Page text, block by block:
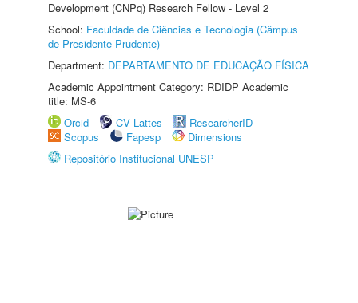
Development (CNPq) Research Fellow - Level 2
School: Faculdade de Ciências e Tecnologia (Câmpus
de Presidente Prudente)
Department: DEPARTAMENTO DE EDUCAÇÃO FÍSICA
Academic Appointment Category: RDIDP Academic
title: MS-6
Orcid
CV Lattes
ResearcherID
Scopus
Fapesp
Dimensions
Repositório Institucional UNESP